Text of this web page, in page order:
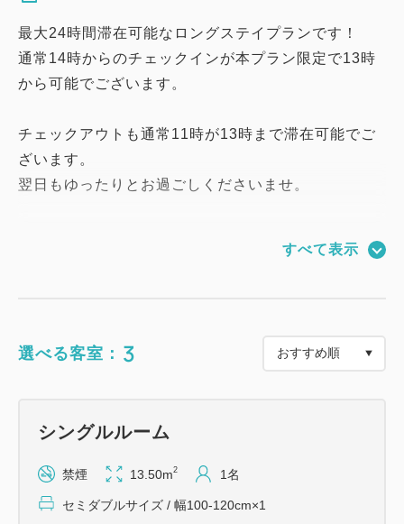
最大24時間滞在可能なロングステイプランです！
通常14時からのチェックインが本プラン限定で13時
から可能でございます。
チェックアウトも通常11時が13時まで滞在可能でご
ざいます。
翌日もゆったりとお過ごしくださいませ。
当ホテルでは、SDGsの観点から環境に配慮した【エ
※3泊以下の場合は客室清掃をおこないません。
※使用済みタオル、ごみの回収をご希望の場合は朝
10時までにドアの外へお出しください。
すべて表示
選べる客室： 3
シングルルーム
禁煙 13.50m2 1名
セミダブルサイズ / 幅100-120cm×1